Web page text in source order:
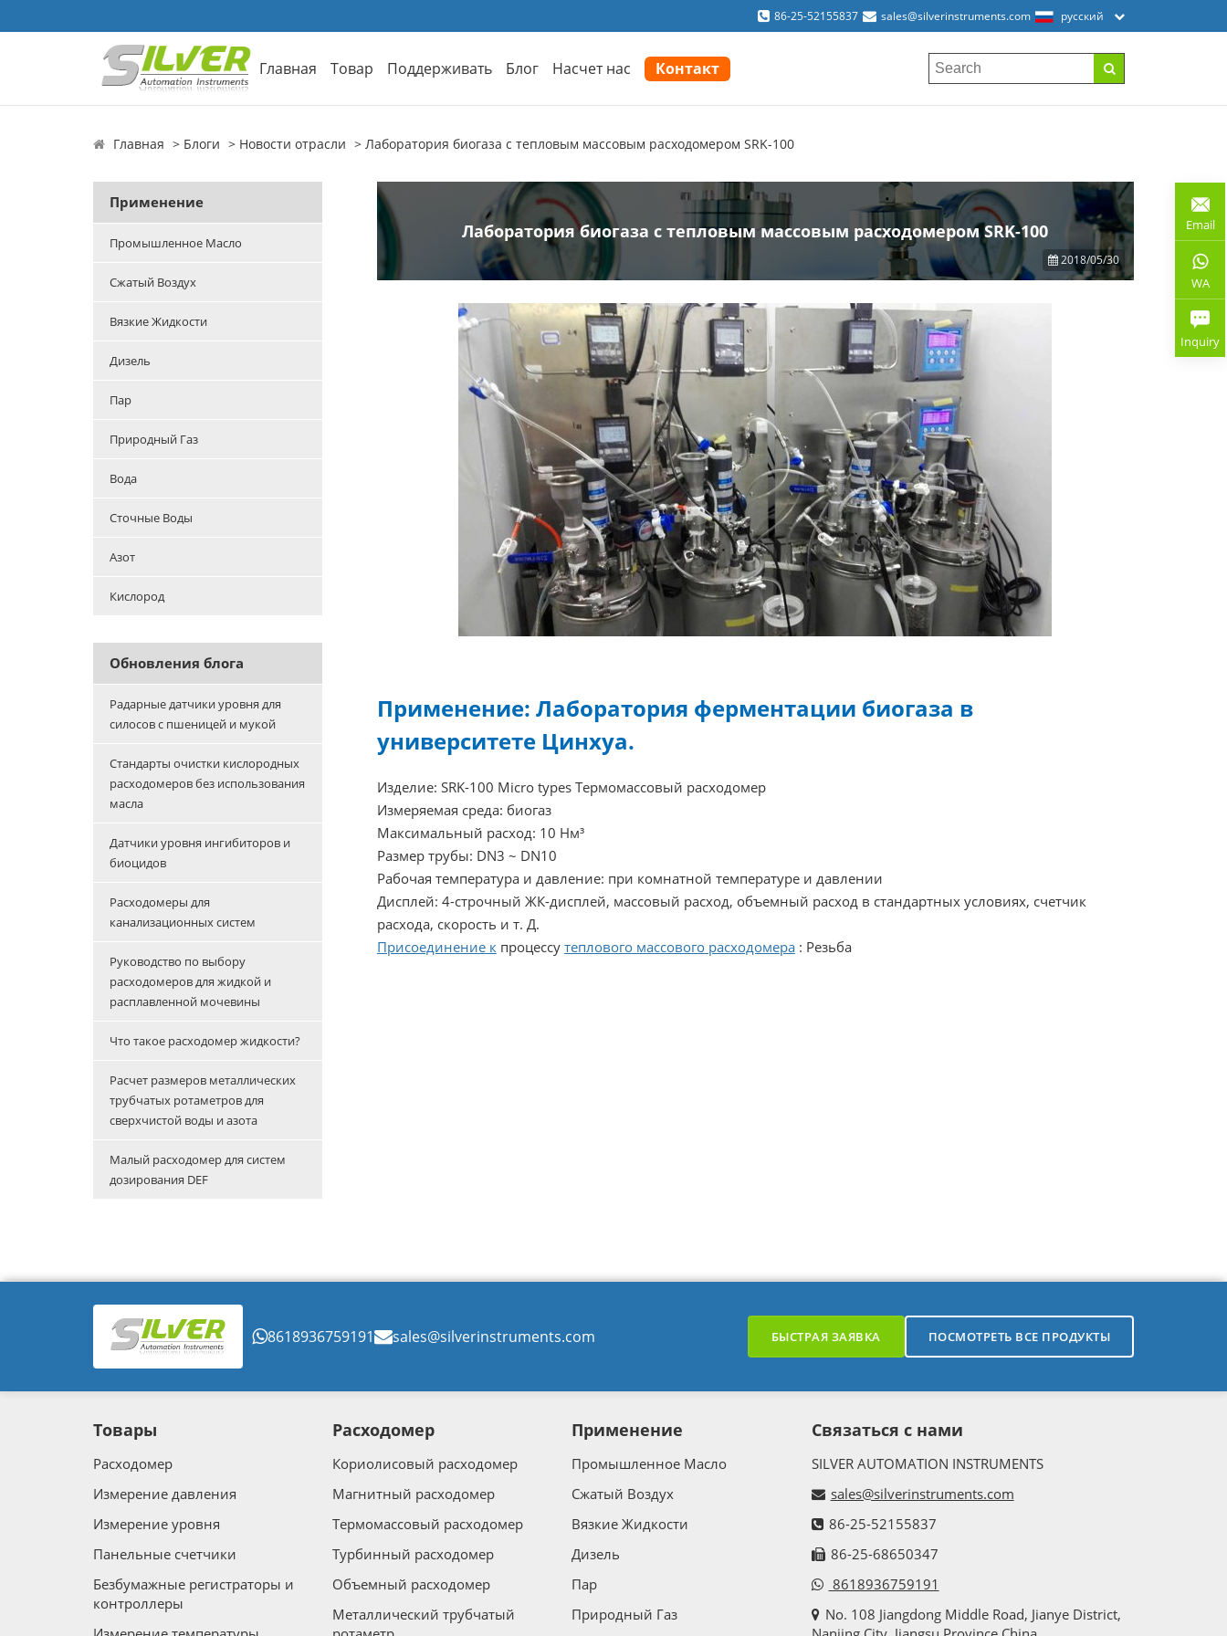
86-25-52155837 sales@silverinstruments.com русский
Главная Товар Поддерживать Блог Насчет нас Контакт
Главная Блоги Новости отрасли Лаборатория биогаза с тепловым массовым расходомером SRK-100
Применение
Промышленное Масло
Сжатый Воздух
Вязкие Жидкости
Дизель
Пар
Природный Газ
Вода
Сточные Воды
Азот
Кислород
Обновления блога
Радарные датчики уровня для
силосов с пшеницей и мукой
Стандарты очистки кислородных
расходомеров без использования
масла
Датчики уровня ингибиторов и
биоцидов
Расходомеры для
канализационных систем
Руководство по выбору
расходомеров для жидкой и
расплавленной мочевины
Что такое расходомер жидкости?
Расчет размеров металлических
трубчатых ротаметров для
сверхчистой воды и азота
Малый расходомер для систем
дозирования DEF
Лаборатория биогаза с тепловым массовым расходомером SRK-100
2018/05/30
Применение: Лаборатория ферментации биогаза в
университете Цинхуа.
Изделие: SRK-100 Micro types Термомассовый расходомер
Измеряемая среда: биогаз
Максимальный расход: 10 Нм³
Размер трубы: DN3 ~ DN10
Рабочая температура и давление: при комнатной температуре и давлении
Дисплей: 4-строчный ЖК-дисплей, массовый расход, объемный расход в стандартных условиях, счетчик
расхода, скорость и т. Д.
Присоединение кпроцессу теплового массового расходомера: Резьба
8618936759191 sales@silverinstruments.com БЫСТРАЯ ЗАЯВКА ПОСМОТРЕТЬ ВСЕ ПРОДУКТЫ
Товары
Расходомер
Измерение давления
Измерение уровня
Панельные счетчики
Безбумажные регистраторы и
контроллеры
Расходомер
Кориолисовый расходомер
Магнитный расходомер
Термомассовый расходомер
Турбинный расходомер
Объемный расходомер
Металлический трубчатый
Применение
Промышленное Масло
Сжатый Воздух
Вязкие Жидкости
Дизель
Пар
Природный Газ
Связаться с нами
SILVER AUTOMATION INSTRUMENTS
sales@silverinstruments.com
86-25-52155837
86-25-68650347
8618936759191
No. 108 Jiangdong Middle Road, Jianye District,
Email
WA
Inquiry